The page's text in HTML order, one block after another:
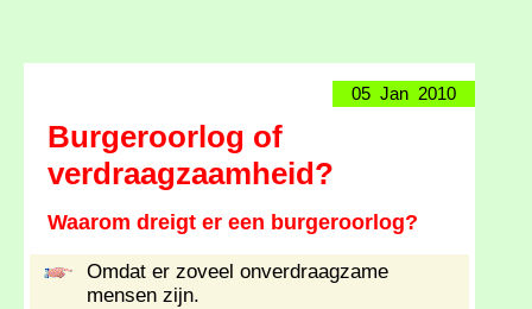
05 Jan 2010
Burgeroorlog of
verdraagzaamheid?
Waarom dreigt er een burgeroorlog?
Omdat er zoveel onverdraagzame
mensen zijn.